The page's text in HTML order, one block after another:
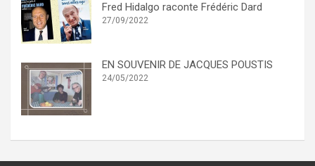
Fred Hidalgo raconte Frédéric Dard
27/09/2022
EN SOUVENIR DE JACQUES POUSTIS
24/05/2022